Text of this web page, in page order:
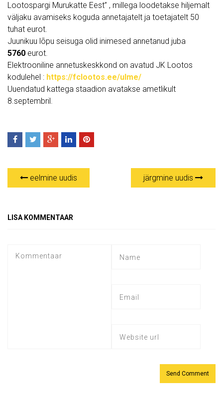
Lootospargi Murukatte Eest” , millega loodetakse hiljemalt
väljaku avamiseks koguda annetajatelt ja toetajatelt 50
tuhat eurot.
Juunikuu lõpu seisuga olid inimesed annetanud juba
5760 eurot.
Elektrooniline annetuskeskkond on avatud JK Lootos
kodulehel : https://fclootos.ee/ulme/
Uuendatud kattega staadion avatakse ametlikult
8.septembril.
eelmine uudis järgmine uudis
LISA KOMMENTAAR